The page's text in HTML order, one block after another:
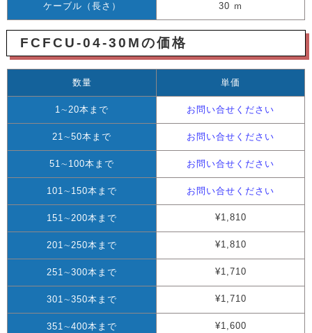
ケーブル（長さ） 30 ｍ
FCFCU-04-30Mの価格
数量 単価
1∼20本まで お問い合せください
21∼50本まで お問い合せください
51∼100本まで お問い合せください
101∼150本まで お問い合せください
151∼200本まで ¥1,810
201∼250本まで ¥1,810
251∼300本まで ¥1,710
301∼350本まで ¥1,710
351∼400本まで ¥1,600